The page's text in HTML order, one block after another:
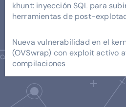
khunt: inyección SQL para
herramientas de post-
Nueva vulnerabilidad en el
(OVSwrap) con exploit activo
compilaciones